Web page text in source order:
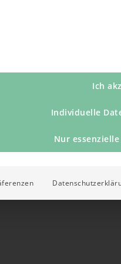
Ich
Individuelle
Nur